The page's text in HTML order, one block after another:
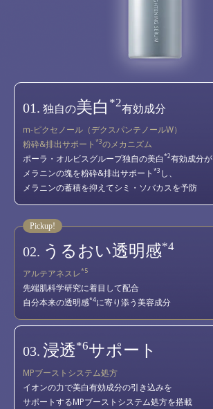
01. 独自の美白 *2有効成分
m-ピクセノール（デクスパンテノールW）
粉砕&排出サポート *3のメカニズム
ポーラ・オルビスグループ独自の美白*2有効成分が
メラニンの塊を粉砕&排出サポート *3 し、
メラニンの蓄積を抑えてシミ・ソバカスを予防
02. うるおい透明感*4
アルテアネスレ*5
先端肌科学研究に着目して配合
自分本来の透明感*4に寄り添う美容成分
03. 浸透*6サポート
MPブーストシステム処方
イオンの力で美白有効成分の引き込みを
サポートするMPブーストシステム処方を搭載